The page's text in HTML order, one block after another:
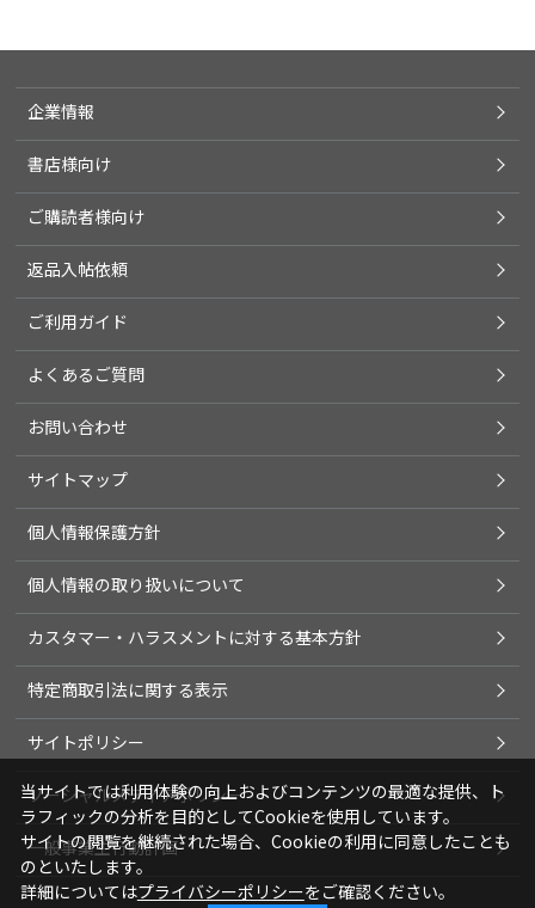
企業情報
書店様向け
ご購読者様向け
返品入帖依頼
ご利用ガイド
よくあるご質問
お問い合わせ
サイトマップ
個人情報保護方針
個人情報の取り扱いについて
カスタマー・ハラスメントに対する基本方針
特定商取引法に関する表示
サイトポリシー
ソーシャルメディアポリシー
一般事業主行動計画
当サイトでは利用体験の向上およびコンテンツの最適な提供、ト
ラフィックの分析を目的としてCookieを使用しています。
サイトの閲覧を継続された場合、Cookieの利用に同意したことも
のといたします。
詳細についてはプライバシーポリシーをご確認ください。